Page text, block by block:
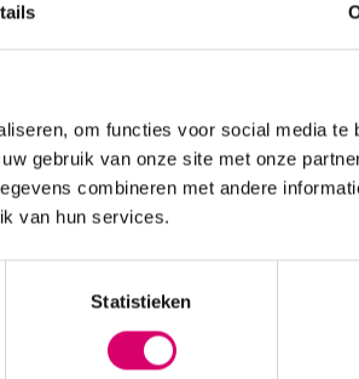
om functies voor social media te
gebruik van onze site met onze
combineren met andere
van hun services.
Statistieken
Cuccio Naturalé
Op voorraad
3,50